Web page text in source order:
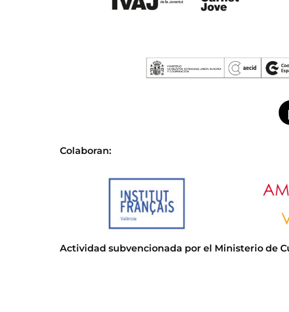
Colaboran:
Actividad subvencionada por el Ministerio de